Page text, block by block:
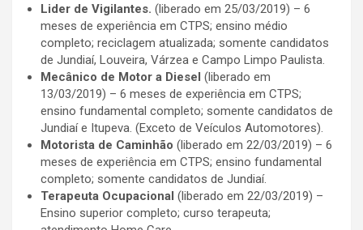
Lider de Vigilantes. (liberado em 25/03/2019) – 6
meses de experiência em CTPS; ensino médio
completo; reciclagem atualizada; somente candidatos
de Jundiaí, Louveira, Várzea e Campo Limpo Paulista.
Mecânico de Motor a Diesel (liberado em
13/03/2019) – 6 meses de experiência em CTPS;
ensino fundamental completo; somente candidatos de
Jundiaí e Itupeva. (Exceto de Veículos Automotores).
Motorista de Caminhão (liberado em 22/03/2019) – 6
meses de experiência em CTPS; ensino fundamental
completo; somente candidatos de Jundiaí.
Terapeuta Ocupacional (liberado em 22/03/2019) –
Ensino superior completo; curso terapeuta;